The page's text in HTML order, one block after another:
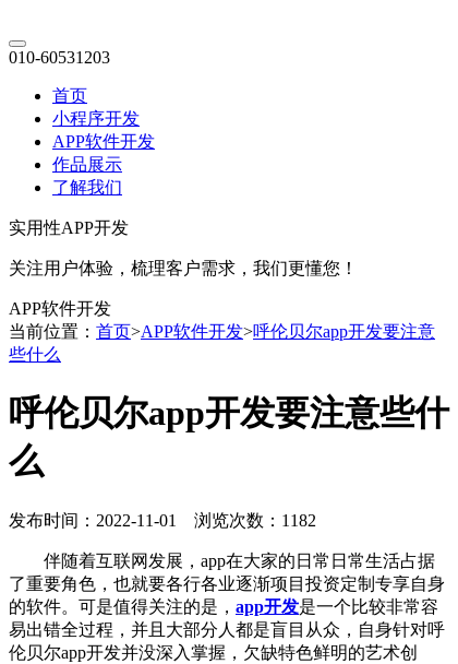
010-60531203
首页
小程序开发
APP软件开发
作品展示
了解我们
实用性APP开发
关注用户体验，梳理客户需求，我们更懂您！
APP软件开发
当前位置： 首页>APP软件开发>呼伦贝尔app开发要注意
些什么
呼伦贝尔app开发要注意些什
么
发布时间：2022-11-01 浏览次数：1182
伴随着互联网发展，app在大家的日常日常生活占据
了重要角色，也就要各行各业逐渐项目投资定制专享自身
的软件。可是值得关注的是， app开发是一个比较非常容
易出错全过程，并且大部分人都是盲目从众，自身针对呼
伦贝尔app开发并没深入掌握，欠缺特色鲜明的艺术创